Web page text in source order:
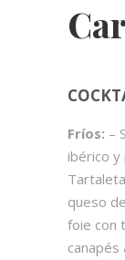
Fríos: –
ibérico y
queso
foie con
canapés